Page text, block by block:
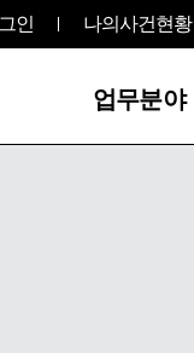
인 나의사건현황
업무분야